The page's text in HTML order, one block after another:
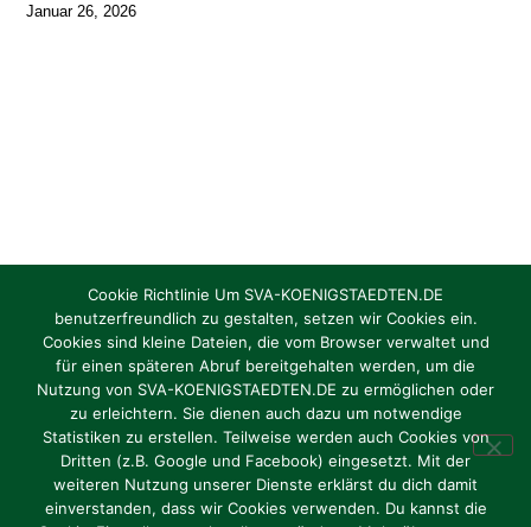
Januar 26, 2026
Torhüter/in gesucht Jahrgang 2012 / 2013
Oktober 1, 2024
Cookie Richtlinie Um SVA-KOENIGSTAEDTEN.DE
benutzerfreundlich zu gestalten, setzen wir Cookies ein.
Cookies sind kleine Dateien, die vom Browser verwaltet und
für einen späteren Abruf bereitgehalten werden, um die
Nutzung von SVA-KOENIGSTAEDTEN.DE zu ermöglichen oder
zu erleichtern. Sie dienen auch dazu um notwendige
Statistiken zu erstellen. Teilweise werden auch Cookies von
Dritten (z.B. Google und Facebook) eingesetzt. Mit der
weiteren Nutzung unserer Dienste erklärst du dich damit
einverstanden, dass wir Cookies verwenden. Du kannst die